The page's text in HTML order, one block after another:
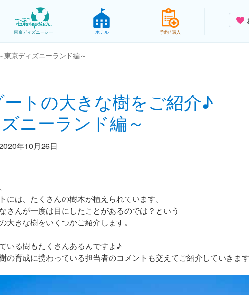
東京ディズニーシー ホテル 予約 / 購入
京ディズニーランド編～
トの大きな樹をご紹介♪
ニーランド編～
年10月26日
には、たくさんの樹木が植えられています。
さんが一度は目にしたことがあるのでは？という
大きな樹をいくつかご紹介します。
いる樹もたくさんあるんですよ♪
の育成に携わっている担当者のコメントも交えてご紹介していきます